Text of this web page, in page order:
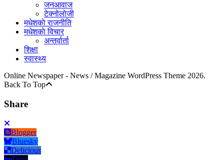
जनआवाज
टेक्नोलोजी
मधेशकाे राजनीति
मधेशकाे विचार
अन्तर्वार्ता
शिक्षा
स्वास्थ्य
Online Newspaper - News / Magazine WordPress Theme 2026.
Back To Top
Share
Blogger
Bluesky
Delicious